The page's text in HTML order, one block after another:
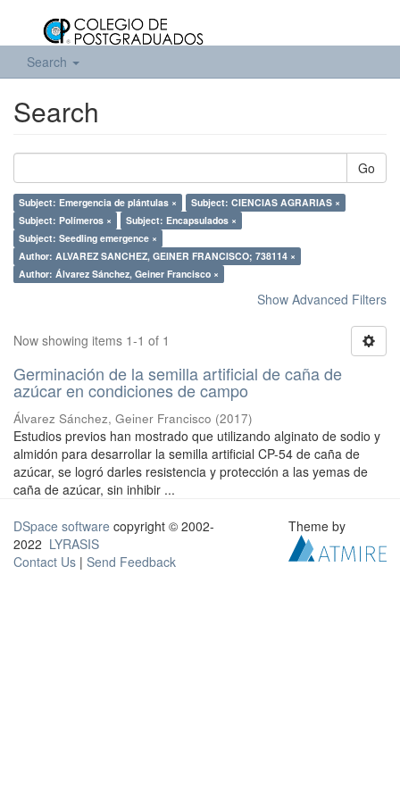
Search
Search
Go
Subject: Emergencia de plántulas ×
Subject: CIENCIAS AGRARIAS ×
Subject: Polímeros ×
Subject: Encapsulados ×
Subject: Seedling emergence ×
Author: ALVAREZ SANCHEZ, GEINER FRANCISCO; 738114 ×
Author: Álvarez Sánchez, Geiner Francisco ×
Show Advanced Filters
Now showing items 1-1 of 1
Germinación de la semilla artificial de caña de
azúcar en condiciones de campo
Álvarez Sánchez, Geiner Francisco (2017)
Estudios previos han mostrado que utilizando alginato de sodio y
almidón para desarrollar la semilla artificial CP-54 de caña de
azúcar, se logró darles resistencia y protección a las yemas de
caña de azúcar, sin inhibir ...
DSpace software copyright © 2002-
2022 LYRASIS
Contact Us | Send Feedback
Theme by